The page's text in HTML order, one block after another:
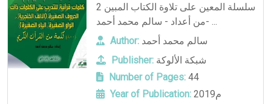
سلسلة المعين على تلاوة الكتاب المبين 2
-من أعداد - سالم محمد أحمد ...
Author: سالم محمد أحمد
Publisher: شبكة الألوكة
Number of Pages:44
Year of Publication:
2019م